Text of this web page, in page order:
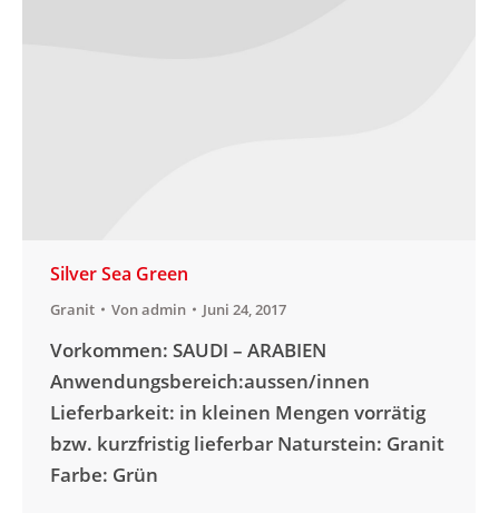
Silver Sea Green
Granit Vonadmin Juni 24, 2017
Vorkommen: SAUDI – ARABIEN
Anwendungsbereich:aussen/innen
Lieferbarkeit: in kleinen Mengen vorrätig
bzw. kurzfristig lieferbar Naturstein: Granit
Farbe: Grün